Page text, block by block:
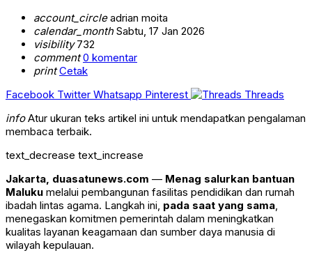
account_circleadrian moita
calendar_monthSabtu, 17 Jan 2026
visibility732
comment 0 komentar
print Cetak
Facebook Twitter Whatsapp Pinterest
Threads
infoAtur ukuran teks artikel ini untuk mendapatkan pengalaman
membaca terbaik.
text_decrease text_increase
Jakarta, duasatunews.com — Menag salurkan bantuan
Maluku melalui pembangunan fasilitas pendidikan dan rumah
ibadah lintas agama. Langkah ini, pada saat yang sama,
menegaskan komitmen pemerintah dalam meningkatkan
kualitas layanan keagamaan dan sumber daya manusia di
wilayah kepulauan.